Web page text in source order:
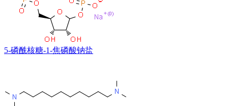
5-磷酰核糖-1-焦磷酸钠盐